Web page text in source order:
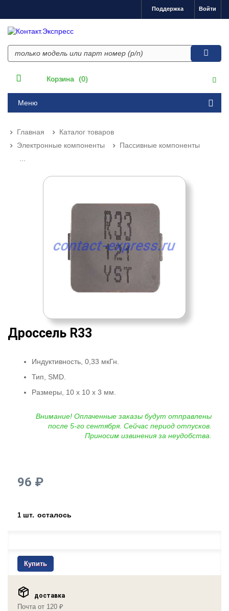
Войти
Поддержка
Корзина (0)
Меню
Главная
Каталог товаров
Электронные компоненты
Пассивные компоненты
Дроссель R33
Индуктивность, 0,33 мкГн.
Тип, SMD.
Размеры, 10 x 10 x 3 мм.
Внимание! Оплаченные заказы будут отправлены
после 5-го сентября. Сейчас период отпусков.
Приносим извинения за неудобства.
96 ₽
1 шт. осталось
Купить
доставка
Почта от 120 ₽